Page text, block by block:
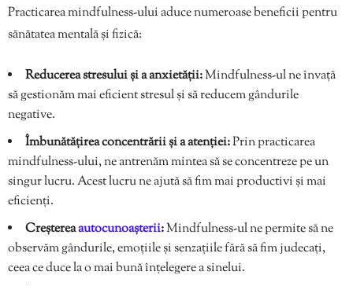
Practicarea mindfulness-ului aduce numeroase beneficii pentru
sănătatea mentală și fizică:
Reducerea stresului și a anxietății:Mindfulness-ul ne învață
să gestionăm mai eficient stresul și să reducem gândurile
negative.
Îmbunătățirea concentrării și a atenției:Prin practicarea
mindfulness-ului, ne antrenăm mintea să se concentreze pe un
singur lucru. Acest lucru ne ajută să fim mai productivi și mai
eficienți.
Creștereaautocunoașterii:Mindfulness-ul ne permite să ne
observăm gândurile, emoțiile și senzațiile fără să fim judecați,
ceea ce duce la o mai bună înțelegere a sinelui.